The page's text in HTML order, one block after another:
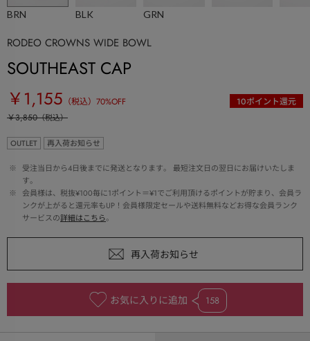
BRN BLK GRN
RODEO CROWNS WIDE BOWL
SOUTHEAST CAP
￥1,155 （税込） 70%OFF 10ポイント還元
￥3,850（税込）
OUTLET 再入荷お知らせ
※
受注当日から4日後までに発送となります。 最短注文日の翌日にお届けいたしま
す。
※
会員様は、税抜¥100毎に1ポイント＝¥1でご利用頂けるポイントが貯まり、会員ラ
ンクが上がると還元率もUP！会員様限定セールや送料無料などお得な会員ランク
サービスの詳細はこちら。
お気に入りに追加 158